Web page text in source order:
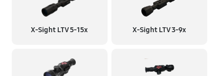
X-Sight LTV 5-15x X-Sight LTV 3-9x